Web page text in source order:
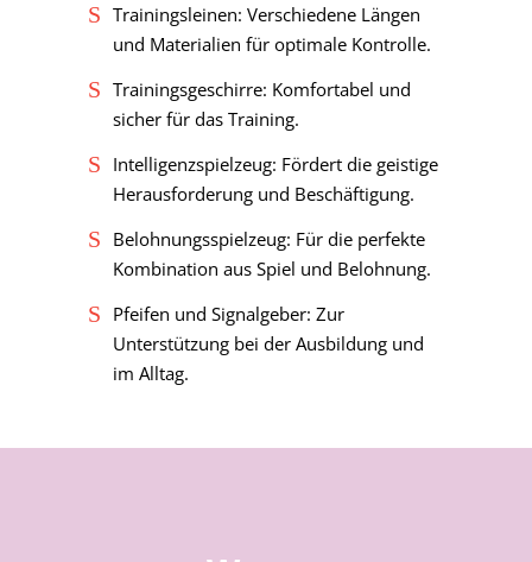
Trainingsleinen: Verschiedene Längen
und Materialien für optimale Kontrolle.
Trainingsgeschirre: Komfortabel und
sicher für das Training.
Intelligenzspielzeug: Fördert die geistige
Herausforderung und Beschäftigung.
Belohnungsspielzeug: Für die perfekte
Kombination aus Spiel und Belohnung.
Pfeifen und Signalgeber: Zur
Unterstützung bei der Ausbildung und
im Alltag.